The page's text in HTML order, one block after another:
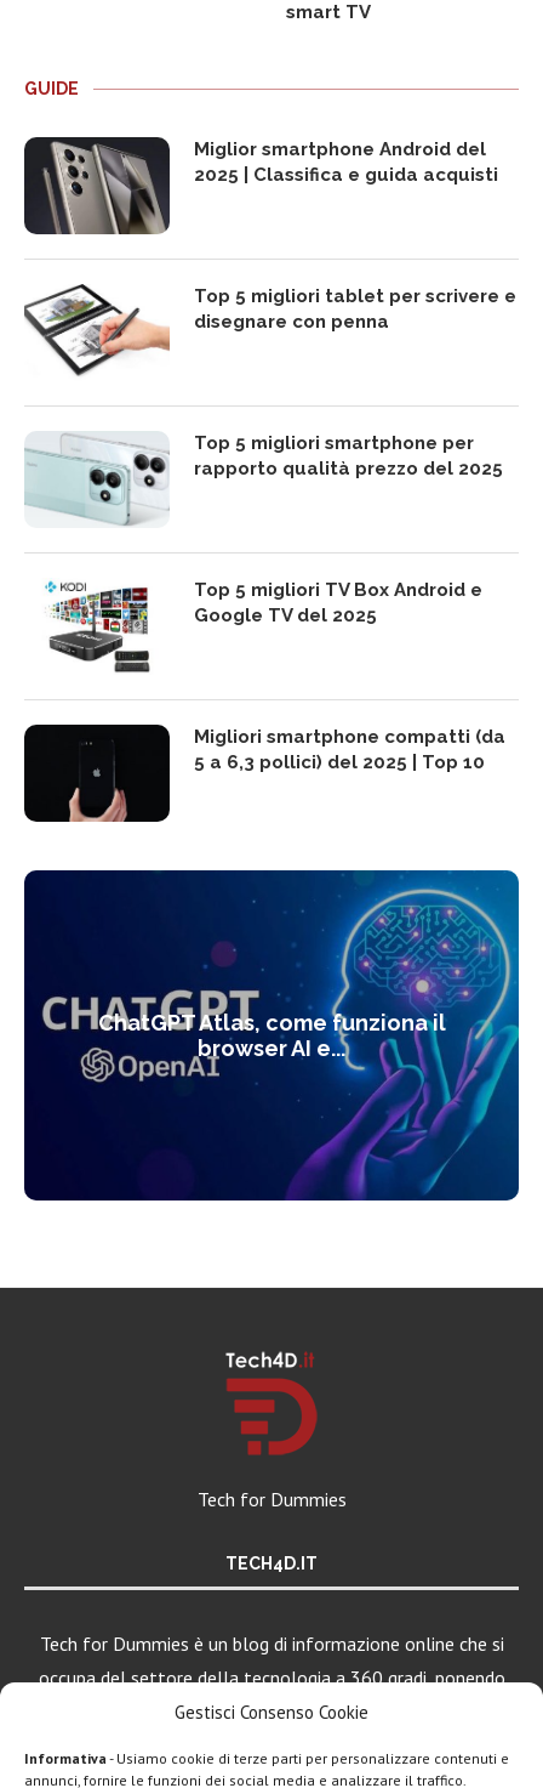
Gestisci Consenso Cookie
Informativa - Usiamo cookie di terze parti per personalizzare contenuti e
annunci, fornire le funzioni dei social media e analizzare il traffico.
smart TV
GUIDE
Miglior smartphone Android del
2025 | Classifica e guida acquisti
Top 5 migliori tablet per scrivere e
disegnare con penna
Top 5 migliori smartphone per
rapporto qualità prezzo del 2025
Top 5 migliori TV Box Android e
Google TV del 2025
Migliori smartphone compatti (da
5 a 6,3 pollici) del 2025 | Top 10
ChatGPT Atlas, come funziona il
browser AI e...
Tech for Dummies
TECH4D.IT
Tech for Dummies è un blog di informazione online che si
occupa del settore della tecnologia a 360 gradi, ponendo
una particolare attenzione al mondo Android, Apple e